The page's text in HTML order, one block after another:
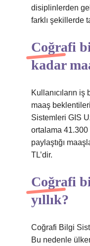
disiplinlerden
farklı şekillerde
Coğrafi
kadar
Kullanıcıların iş
maaş
Sistemleri GIS
ortalama 41.300
paylaştığı
TL’dir.
Coğrafi
yıllık?
Coğrafi Bilgi
Bu nedenle